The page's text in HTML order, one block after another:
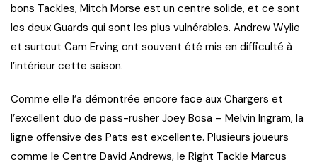
bons Tackles, Mitch Morse est un centre solide, et ce sont
les deux Guards qui sont les plus vulnérables. Andrew Wylie
et surtout Cam Erving ont souvent été mis en difficulté à
l’intérieur cette saison.
Comme elle l’a démontrée encore face aux Chargers et
l’excellent duo de pass-rusher Joey Bosa – Melvin Ingram, la
ligne offensive des Pats est excellente. Plusieurs joueurs
comme le Centre David Andrews, le Right Tackle Marcus